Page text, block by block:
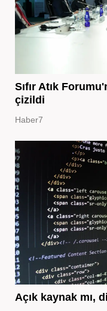
Sıfır Atık
çizildi
Haber7
Açık kaynak mı,